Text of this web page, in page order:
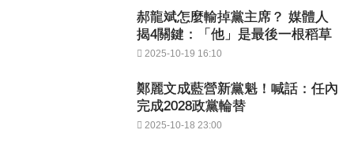
郝龍斌怎麼輸掉黨主席？ 媒體人
揭4關鍵：「他」是最後一根稻草
2025-10-19 16:10
鄭麗文成藍營新黨魁！喊話：任內
完成2028政黨輪替
2025-10-18 23:00